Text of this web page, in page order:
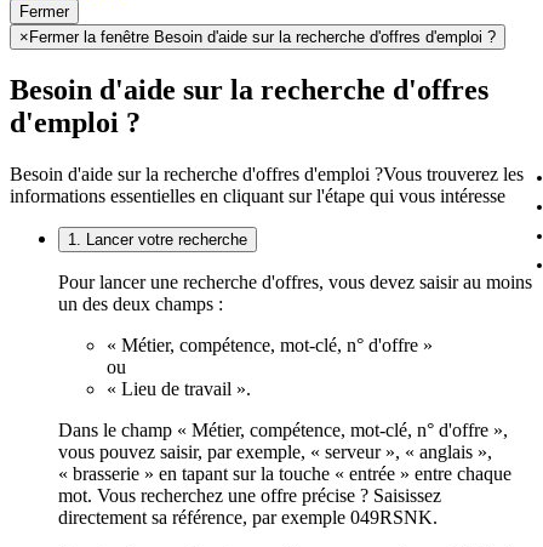
Fermer
× Fermer la fenêtre Besoin d'aide sur la recherche d'offres d'emploi ?
Besoin d'aide sur la recherche d'offres
d'emploi ?
Besoin d'aide sur la recherche d'offres d'emploi ?Vous trouverez les
informations essentielles en cliquant sur l'étape qui vous intéresse
1. Lancer votre recherche
Pour lancer une recherche d'offres, vous devez saisir au moins
un des deux champs :
« Métier, compétence, mot-clé, n° d'offre »
ou
« Lieu de travail ».
Dans le champ « Métier, compétence, mot-clé, n° d'offre »,
vous pouvez saisir, par exemple, « serveur », « anglais »,
« brasserie » en tapant sur la touche « entrée » entre chaque
mot. Vous recherchez une offre précise ? Saisissez
directement sa référence, par exemple 049RSNK.